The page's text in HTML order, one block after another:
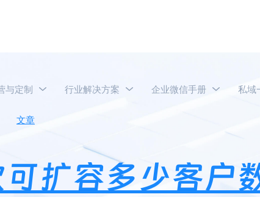
与定制 行业解决方案 企业微信手册 私域
文章
扩容多少客户